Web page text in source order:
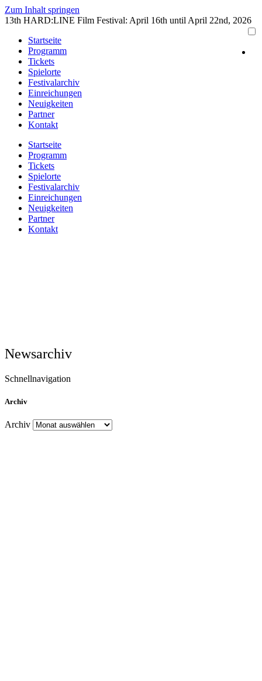
Zum Inhalt springen
13th HARD:LINE Film Festival: April 16th until April 22nd, 2026
Startseite
Programm
Tickets
Spielorte
Festivalarchiv
Einreichungen
Neuigkeiten
Partner
Kontakt
Startseite
Programm
Tickets
Spielorte
Festivalarchiv
Einreichungen
Neuigkeiten
Partner
Kontakt
Newsarchiv
Schnellnavigation
Archiv
Archiv